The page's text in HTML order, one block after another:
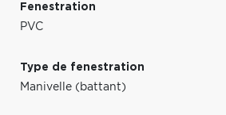
Fenestration
PVC
Type de fenestration
Manivelle (battant)